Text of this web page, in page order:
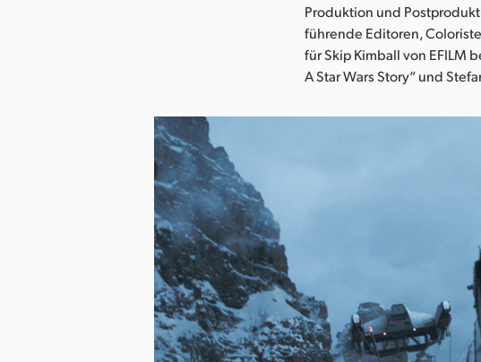
Produktion und
führende Editoren,
für Skip Kimball von EFILM
A Star Wars Story“ und